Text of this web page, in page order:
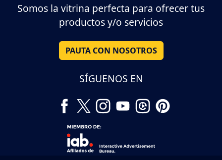
Somos la vitrina perfecta para ofrecer tus
productos y/o servicios
PAUTA CON NOSOTROS
SÍGUENOS EN